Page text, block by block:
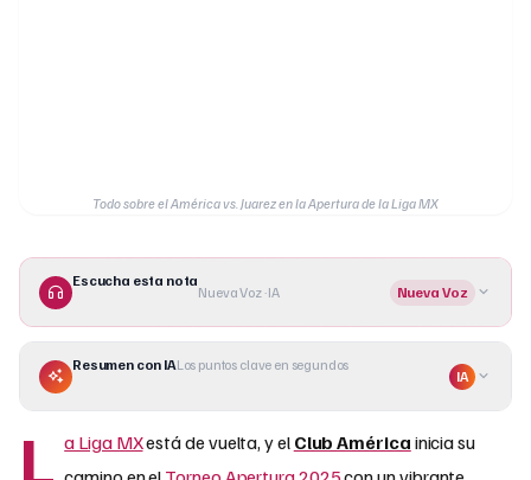
Todo sobre el América vs. Juarez en la Apertura de la Liga MX
Escucha esta nota
Nueva Voz · IA Nueva Voz
Resumen con IALos puntos clave en segundos
IA
L a Liga MXestá de vuelta, y el Club América inicia su